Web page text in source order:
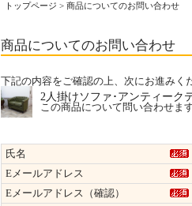
トップページ > 商品についてのお問い合わせ
商品についてのお問い合わせ
下記の内容をご確認の上、次にお進みく
2人掛けソファ･アンティー
この商品について問い合わせま
氏名
Eメールアドレス
Eメールアドレス（確認）